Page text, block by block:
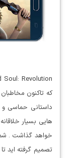
که تاکنون
داستانی حماسی
هایی بسیار
خواهد گذاشت .
تصمیم گرفته اید